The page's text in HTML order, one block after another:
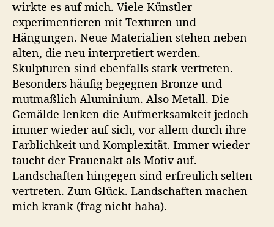
wirkte es auf mich. Viele Künstler
experimentieren mit Texturen und
Hängungen. Neue Materialien stehen neben
alten, die neu interpretiert werden.
Skulpturen sind ebenfalls stark vertreten.
Besonders häufig begegnen Bronze und
mutmaßlich Aluminium. Also Metall. Die
Gemälde lenken die Aufmerksamkeit jedoch
immer wieder auf sich, vor allem durch ihre
Farblichkeit und Komplexität. Immer wieder
taucht der Frauenakt als Motiv auf.
Landschaften hingegen sind erfreulich selten
vertreten. Zum Glück. Landschaften machen
mich krank (frag nicht haha).